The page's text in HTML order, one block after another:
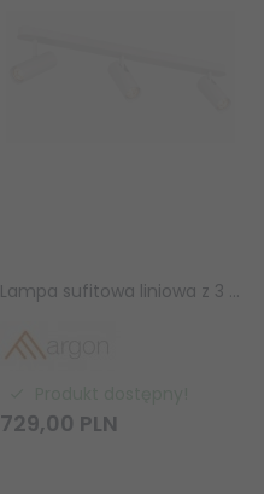
Lampa sufitowa liniowa z 3 reflektorami regulowana biała minimalistyczna uniwersalna LINCA 6368 Argon
729,00 PLN